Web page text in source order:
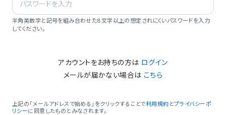
半角英数字と記号を組み合わせた8文字以上の想定されにくいパスワードを入力
してください。
アカウントをお持ちの方は ログイン
メールが届かない場合は こちら
上記の「メールアドレスで始める」をクリックすることで利用規約 とプライバシーポ
リシーに同意したものとみなされます。